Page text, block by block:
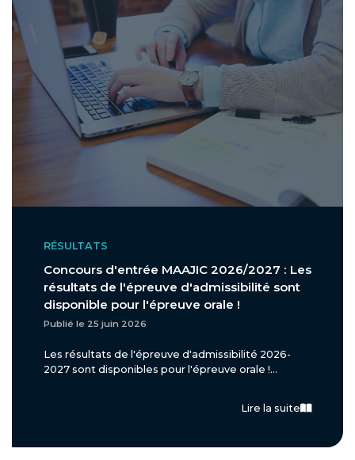
RÉSULTATS
Concours d'entrée MAAJIC 2026/2027 : Les
résultats de l'épreuve d'admissibilité sont
disponible pour l'épreuve orale !
Publié le 25 juin 2026
Les résultats de l'épreuve d'admissibilité 2026-
2027 sont disponibles pour l'épreuve orale !...
Lire la suite